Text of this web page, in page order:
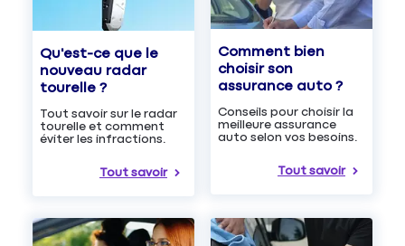
Qu'est-ce que le
nouveau radar
tourelle ?
Tout savoir sur le radar
tourelle et comment
éviter les infractions.
Tout savoir
Comment bien
choisir son
assurance auto ?
Conseils pour choisir la
meilleure assurance
auto selon vos besoins.
Tout savoir